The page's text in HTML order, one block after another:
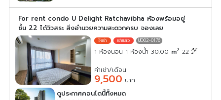
For rent condo U Delight Ratchavibha ห้องพร้อมอยู่
ชั้น 22 ได้วิวสระ สิ่งอำนวยความสะดวกครบ จองเลย
UD02-0176
1 ห้องนอน 1 ห้องน้ำ 30.00 m2 22
ค่าเช่า/เดือน
9,500 บาท
ดูประกาศคอนโดนี้ทั้งหมด